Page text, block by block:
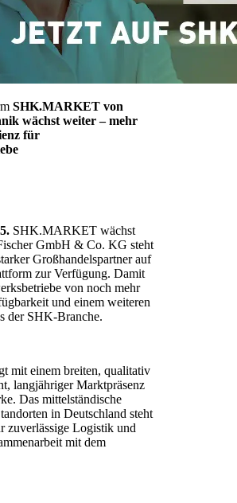
SHK.MARKET von
wächst weiter – mehr
für
SHK.MARKET wächst
GmbH & Co. KG steht
Großhandelspartner auf
zur Verfügung. Damit
von noch mehr
und einem weiteren
der SHK-Branche.
mit einem breiten, qualitativ
langjähriger Marktpräsenz
Das mittelständische
in Deutschland steht
zuverlässige Logistik und
mit dem